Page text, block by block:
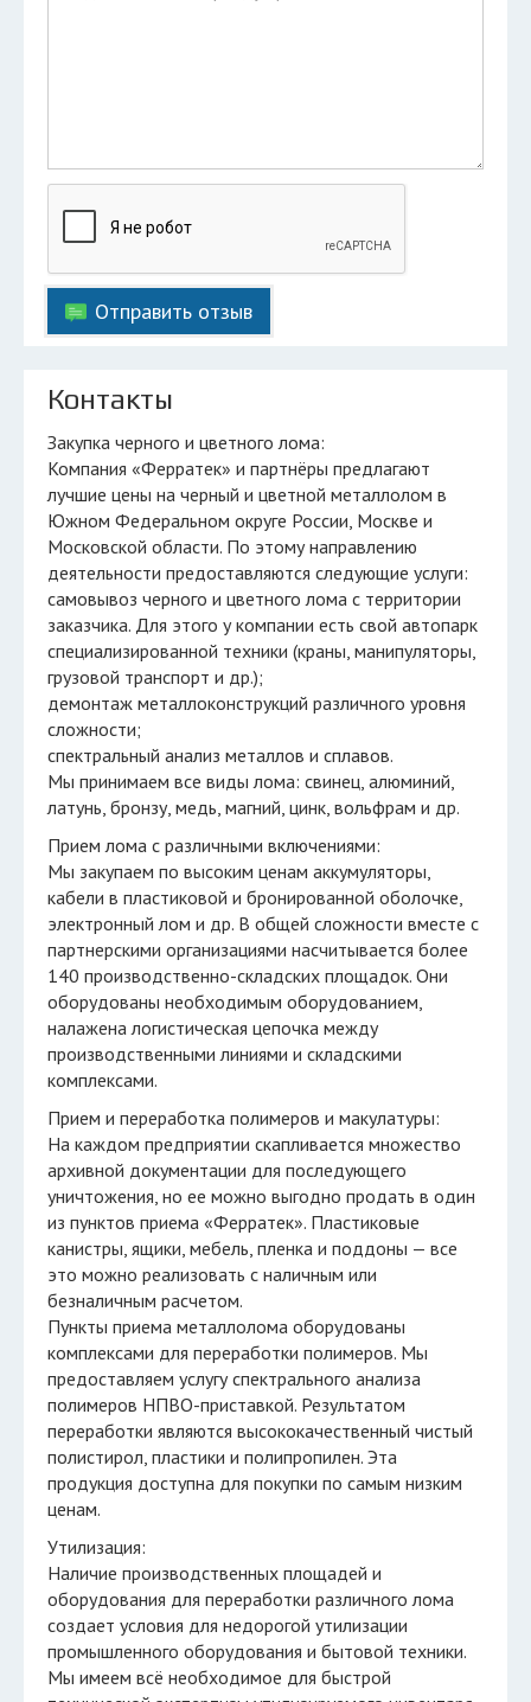
Отправить отзыв
Контакты
Закупка черного и цветного лома:
Компания «Ферратек» и партнёры предлагают
лучшие цены на черный и цветной металлолом в
Южном Федеральном округе России, Москве и
Московской области. По этому направлению
деятельности предоставляются следующие услуги:
самовывоз черного и цветного лома с территории
заказчика. Для этого у компании есть свой автопарк
специализированной техники (краны, манипуляторы,
грузовой транспорт и др.);
демонтаж металлоконструкций различного уровня
сложности;
спектральный анализ металлов и сплавов.
Мы принимаем все виды лома: свинец, алюминий,
латунь, бронзу, медь, магний, цинк, вольфрам и др.
Прием лома с различными включениями:
Мы закупаем по высоким ценам аккумуляторы,
кабели в пластиковой и бронированной оболочке,
электронный лом и др. В общей сложности вместе с
партнерскими организациями насчитывается более
140 производственно-складских площадок. Они
оборудованы необходимым оборудованием,
налажена логистическая цепочка между
производственными линиями и складскими
комплексами.
Прием и переработка полимеров и макулатуры:
На каждом предприятии скапливается множество
архивной документации для последующего
уничтожения, но ее можно выгодно продать в один
из пунктов приема «Ферратек». Пластиковые
канистры, ящики, мебель, пленка и поддоны — все
это можно реализовать с наличным или
безналичным расчетом.
Пункты приема металлолома оборудованы
комплексами для переработки полимеров. Мы
предоставляем услугу спектрального анализа
полимеров НПВО-приставкой. Результатом
переработки являются высококачественный чистый
полистирол, пластики и полипропилен. Эта
продукция доступна для покупки по самым низким
ценам.
Утилизация:
Наличие производственных площадей и
оборудования для переработки различного лома
создает условия для недорогой утилизации
промышленного оборудования и бытовой техники.
Мы имеем всё необходимое для быстрой